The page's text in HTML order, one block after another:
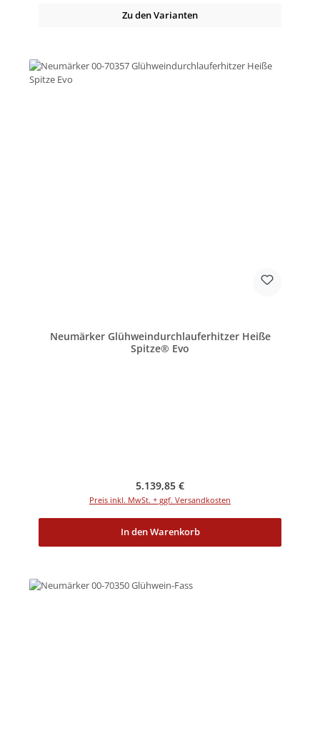
Zu den Varianten
Neumärker Glühweindurchlauferhitzer Heiße
Spitze® Evo
Regulärer Preis:
5.139,85 €
Preis inkl. MwSt. + ggf. Versandkosten
In den Warenkorb